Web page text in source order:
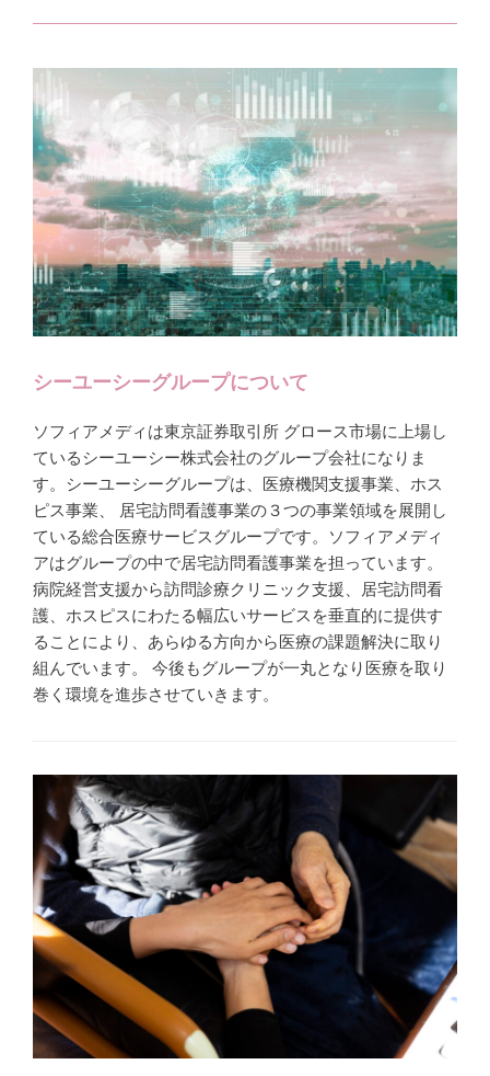
シーユーシーグループについて
ソフィアメディは東京証券取引所 グロース市場に上場し
ているシーユーシー株式会社のグループ会社になりま
す。シーユーシーグループは、医療機関支援事業、ホス
ピス事業、 居宅訪問看護事業の３つの事業領域を展開し
ている総合医療サービスグループです。ソフィアメディ
アはグループの中で居宅訪問看護事業を担っています。
病院経営支援から訪問診療クリニック支援、居宅訪問看
護、ホスピスにわたる幅広いサービスを垂直的に提供す
ることにより、あらゆる方向から医療の課題解決に取り
組んでいます。 今後もグループが一丸となり医療を取り
巻く環境を進歩させていきます。